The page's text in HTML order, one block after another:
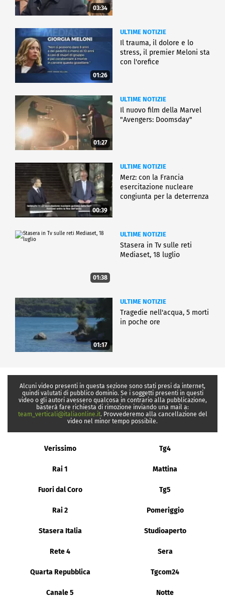
03:34
01:26
ULTIME NOTIZIE
Il trauma, il dolore e lo
stress, il premier Meloni sta
con l'orefice
01:27
ULTIME NOTIZIE
Il nuovo film della Marvel
"Avengers: Doomsday"
00:39
ULTIME NOTIZIE
Merz: con la Francia
esercitazione nucleare
congiunta per la deterrenza
01:38
ULTIME NOTIZIE
Stasera in Tv sulle reti
Mediaset, 18 luglio
01:17
ULTIME NOTIZIE
Tragedie nell'acqua, 5 morti
in poche ore
Alcuni video presenti in questa sezione sono stati presi da internet,
quindi valutati di pubblico dominio. Se i soggetti presenti in questi
video o gli autori avessero qualcosa in contrario alla pubblicazione,
basterà fare richiesta di rimozione inviando una mail a:
team_verticali@italiaonline.it. Provvederemo alla cancellazione del
video nel minor tempo possibile.
Verissimo Tg4
Rai 1 Mattina
Fuori dal Coro Tg5
Rai 2 Pomeriggio
Stasera Italia Studioaperto
Rete 4 Sera
Quarta Repubblica Tgcom24
Canale 5 Notte